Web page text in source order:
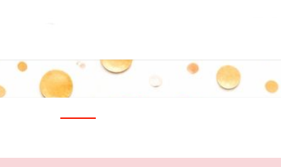
FACEBOOK